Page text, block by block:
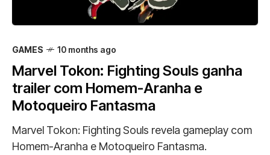
GAMES 10 months ago
Marvel Tokon: Fighting Souls ganha
trailer com Homem-Aranha e
Motoqueiro Fantasma
Marvel Tokon: Fighting Souls revela gameplay com
Homem-Aranha e Motoqueiro Fantasma.